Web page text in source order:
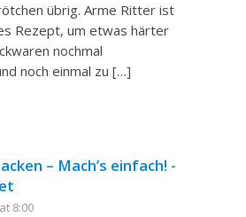
übrig. Arme Ritter ist
Rezept, um etwas härter
nochmal
noch einmal zu […]
– Mach’s einfach! -
8:00